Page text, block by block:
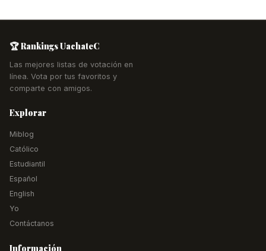
🏆 Rankings UachateC
Las mejores listas de votación en
línea. Vota por tus favoritos y
comparte con amigos.
Explorar
Miblog
Católico
Estudiantil
Español
English
Yo
Contáctanos
Información